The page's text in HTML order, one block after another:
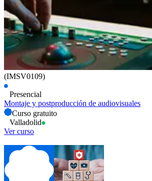
(IMSV0109)
Presencial
Montaje y postproducción de audiovisuales
Curso gratuito
Valladolid
Ver curso